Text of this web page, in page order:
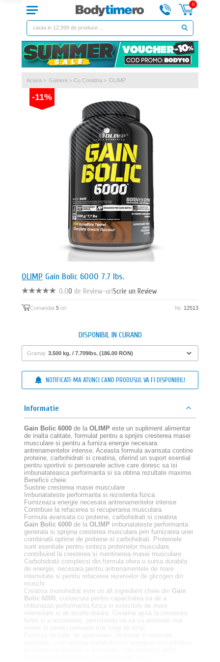
0
Acasa > Gainere > Cu Creatina > OLIMP
-11%
OLIMP Gain Bolic 6000 7.7 lbs.
0.00 de Review-uriScrie un Review
Comandat 5ori №: 12513
DISPONIBIL IN CURAND
Gramaj:
NOTIFICATI-MA ATUNCI CAND PRODUSUL VA FI DISPONIBIL!
Informatie
Gain Bolic 6000 de laOLIMP este un supliment alimentar
de inalta calitate, formulat pentru a sprijini cresterea masei
musculare si pentru a furniza energie necesara
antrenamentelor intense. Aceasta formula avansata contine
proteine, carbohidrati si creatina, oferind un suport esential
pentru sportivii si persoanele active care doresc sa isi
imbunatateasca performanta si sa obtina rezultate maxime.
Beneficii cheie:
Sustine cresterea masei musculare
Imbunatateste performanta si rezistenta fizica
Furnizeaza energie necesara antrenamentelor intense
Contribuie la refacerea si recuperarea musculara
Formula avansata cu proteine, carbohidrati si creatina
Gain Bolic 6000 de laOLIMP imbunatateste performanta
generala si sprijina cresterea musculara prin furnizarea unei
combinatii optime de proteine si carbohidrati. Proteinele
sunt esentiale pentru sinteza proteinelor musculare,
contribuind la cresterea si mentinerea masei musculare.
Carbohidratii complecsi din formula ofera o sursa durabila
de energie, necesara pentru antrenamentele de mare
intensitate si pentru refacerea rezervelor de glicogen din
muschi.
Creatina monohidrat este un alt ingredient cheie din Gain
Bolic 6000, cunoscuta pentru capacitatea sa de a
imbunatati performanta fizica in exercitiile de mare
intensitate si de scurta durata. Creatina ajuta la cresterea
fortei si a rezistentei, permitandu-va sa va antrenati mai